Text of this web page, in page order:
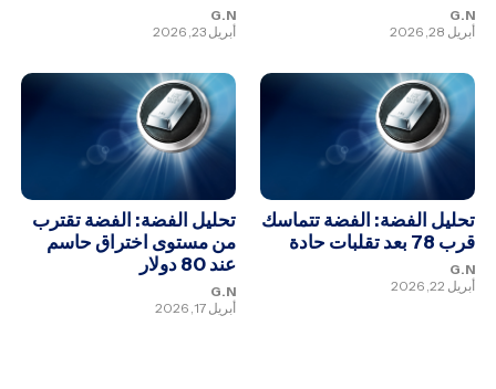
G.N
أبريل 28, 2026
G.N
أبريل 23, 2026
تحليل الفضة: الفضة تتماسك
قرب 78 بعد تقلبات حادة
G.N
أبريل 22, 2026
تحليل الفضة: الفضة تقترب
من مستوى اختراق حاسم
عند 80 دولار
G.N
أبريل 17, 2026